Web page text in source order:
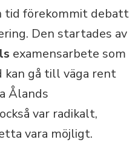
tid förekommit debatt
Den startades av
examensarbete som
kan gå till väga rent
Ålands
var radikalt,
vara möjligt.